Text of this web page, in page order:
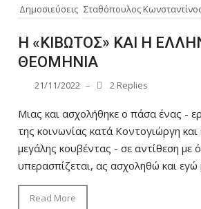
Δημοσιεύσεις Σταθόπουλος
Η «ΚΙΒΩΤΟΣ» ΚΑΙ Η
ΘΕΟΜΗΝΙΑ
21/11/2022 – 2 Replies
Μιας και ασχολήθηκε ο πάσα ένας -
της κοινωνίας κατά Κοντογιώργη και
μεγάλης κουβέντας - σε αντίθεση με
υπερασπίζεται, ας ασχοληθώ και εγώ
Read More